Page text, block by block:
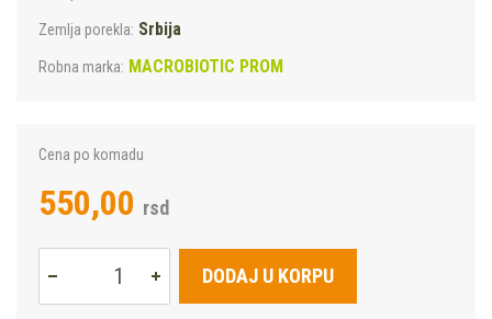
Zemlja porekla: Srbija
Robna marka: MACROBIOTIC PROM
Cena po komadu
550,00 rsd
DODAJ U KORPU